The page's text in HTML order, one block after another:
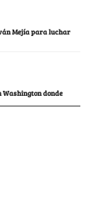
Mejía para luchar
Washington donde